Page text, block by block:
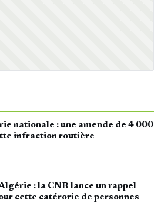
nationale : une amende de 4 000
infraction routière
: la CNR lance un rappel
cette catérorie de personnes